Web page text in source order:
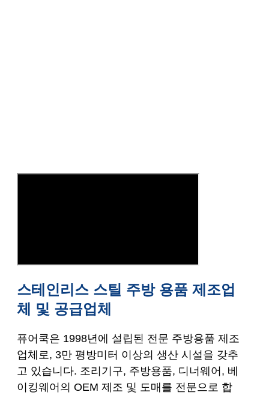
스테인리스 스틸 주방 용품 제조업
체 및 공급업체
퓨어쿡은 1998년에 설립된 전문 주방용품 제조
업체로, 3만 평방미터 이상의 생산 시설을 갖추
고 있습니다. 조리기구, 주방용품, 디너웨어, 베
이킹웨어의 OEM 제조 및 도매를 전문으로 합